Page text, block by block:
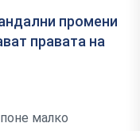
промени
правата на
малко